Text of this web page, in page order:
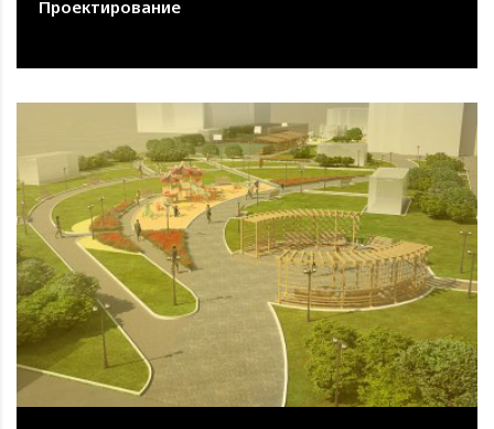
Проектирование